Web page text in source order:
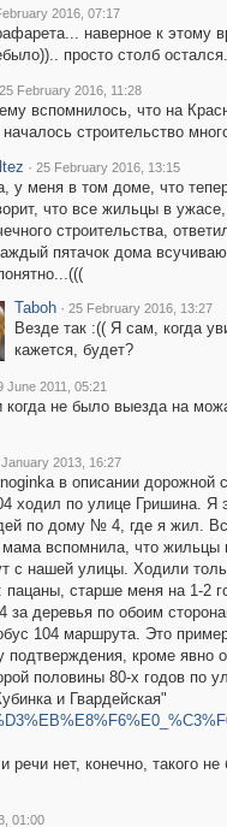
2016, 07:17
наверное к этому
просто столб остался.
25 February 2016, 11:28
вспомнилось, что на
началось строительство
· 25 February 2016, 13:15
у меня в том доме, что
что все жильцы в
строительства,
пятачок дома
Taboh · 25 February 2016, 13:27
Везде так :(( Я сам, когда
кажется, будет?
June 2011, 05:21
не было выезда на
2013, 16:27
в описании
ходил по улице Гришина.
по дому № 4, где я жил.
вспомнила, что
с нашей улицы. Ходили
старше меня на 1-2
деревья по обоим
104 маршрута. Это
подтверждения, кроме явно
половины 80-х годов по
и Гвардейская"
речи нет, конечно, такого
01:00